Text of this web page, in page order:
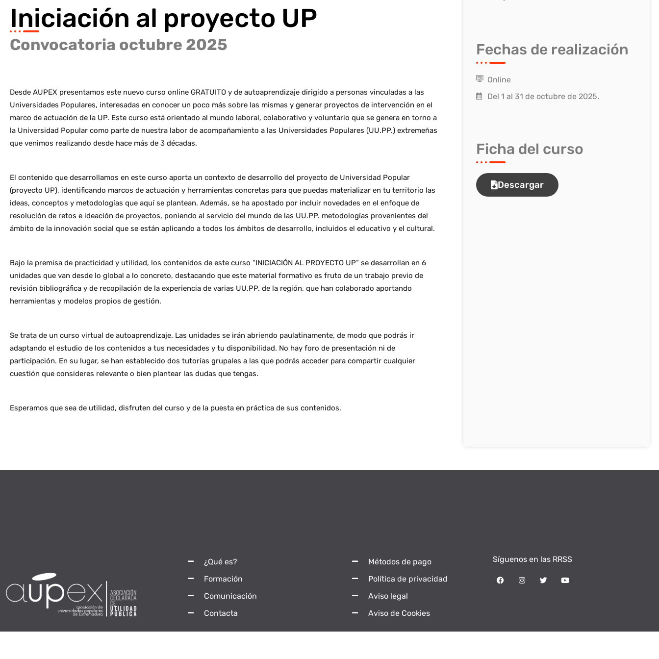
Iniciación al proyecto UP
Convocatoria octubre 2025
Desde AUPEX presentamos este nuevo curso online GRATUITO y de autoaprendizaje dirigido a personas vinculadas a las
Universidades Populares, interesadas en conocer un poco más sobre las mismas y generar proyectos de intervención en el
marco de actuación de la UP. Este curso está orientado al mundo laboral, colaborativo y voluntario que se genera en torno a
la Universidad Popular como parte de nuestra labor de acompañamiento a las Universidades Populares (UU.PP.) extremeñas
que venimos realizando desde hace más de 3 décadas.
El contenido que desarrollamos en este curso aporta un contexto de desarrollo del proyecto de Universidad Popular
(proyecto UP), identificando marcos de actuación y herramientas concretas para que puedas materializar en tu territorio las
ideas, conceptos y metodologías que aquí se plantean. Además, se ha apostado por incluir novedades en el enfoque de
resolución de retos e ideación de proyectos, poniendo al servicio del mundo de las UU.PP. metodologías provenientes del
ámbito de la innovación social que se están aplicando a todos los ámbitos de desarrollo, incluidos el educativo y el cultural.
Bajo la premisa de practicidad y utilidad, los contenidos de este curso “INICIACIÓN AL PROYECTO UP” se desarrollan en 6
unidades que van desde lo global a lo concreto, destacando que este material formativo es fruto de un trabajo previo de
revisión bibliográfica y de recopilación de la experiencia de varias UU.PP. de la región, que han colaborado aportando
herramientas y modelos propios de gestión.
Se trata de un curso virtual de autoaprendizaje. Las unidades se irán abriendo paulatinamente, de modo que podrás ir
adaptando el estudio de los contenidos a tus necesidades y tu disponibilidad. No hay foro de presentación ni de
participación. En su lugar, se han establecido dos tutorías grupales a las que podrás acceder para compartir cualquier
cuestión que consideres relevante o bien plantear las dudas que tengas.
Esperamos que sea de utilidad, disfruten del curso y de la puesta en práctica de sus contenidos.
Fechas de realización
Online
Del 1 al 31 de octubre de 2025.
Ficha del curso
Descargar
¿Qué es?
Formación
Comunicación
Contacta
Métodos de pago
Política de privacidad
Aviso legal
Aviso de Cookies
Síguenos en las RRSS